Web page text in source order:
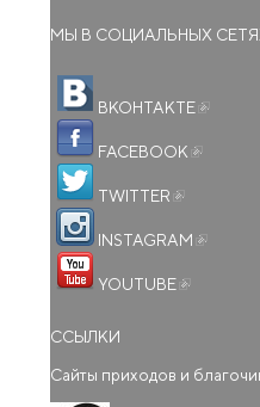
МЫ В СОЦИАЛЬНЫХ
ВКОНТАКТЕ
FACEBOOK
TWITTER
INSTAGRAM
YOUTUBE
ССЫЛКИ
Сайты приходов и